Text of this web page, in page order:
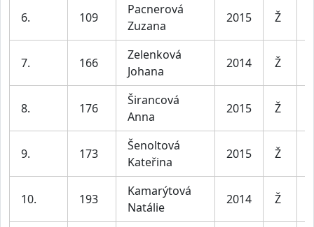
6. 109
Pacnerová
Zuzana
2015 Ž
7. 166
Zelenková
Johana
2014 Ž
8. 176
Širancová
Anna
2015 Ž
9. 173
Šenoltová
Kateřina
2015 Ž
10. 193
Kamarýtová
Natálie
2014 Ž